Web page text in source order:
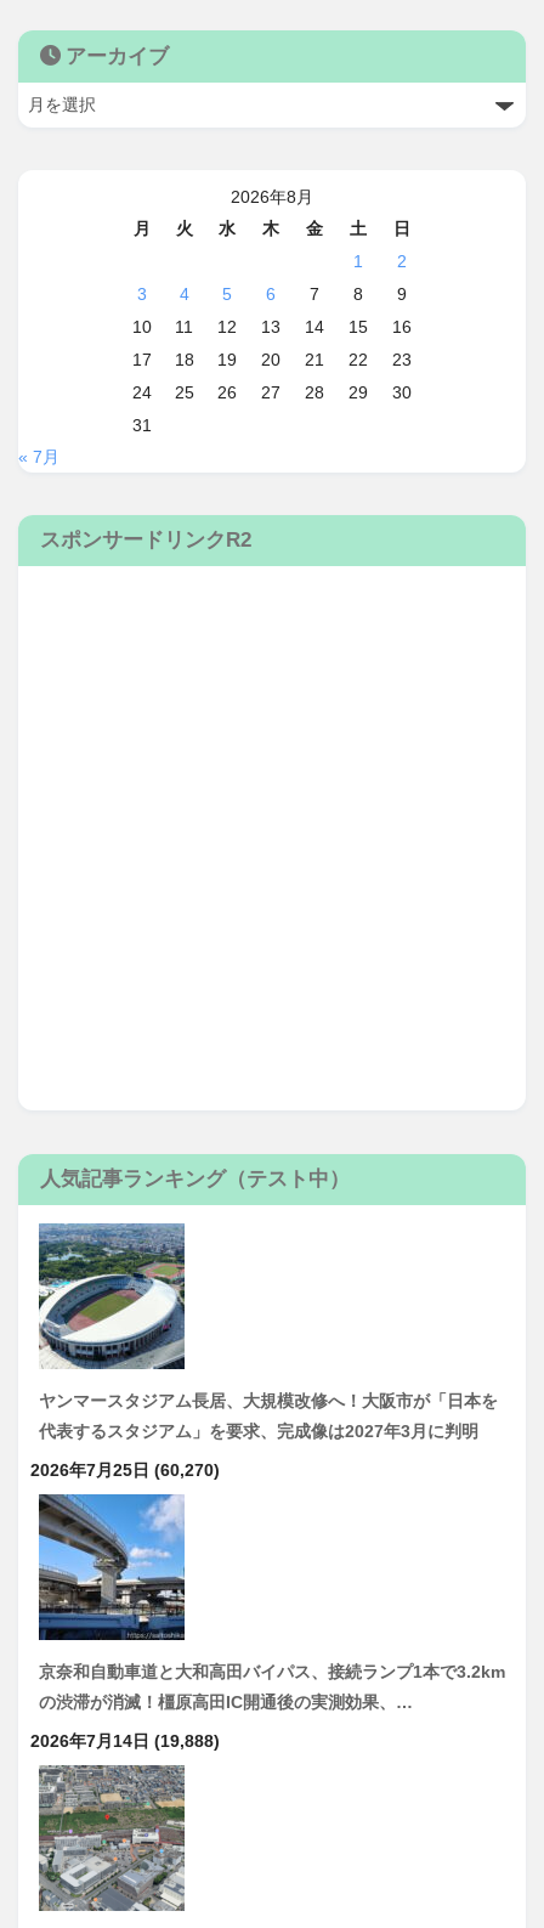
アーカイブ
2026年8月
月
火 水 木 金 土
日
1
2
3
4 5 6 7 8
9
10
11 12 13 14 15
16
17
18 19 20 21 22
23
24
25 26 27 28 29
30
31
« 7月
スポンサードリンクR2
人気記事ランキング（テスト中）
ヤンマースタジアム長居、大規模改修へ！大阪市が「日本を
代表するスタジアム」を要求、完成像は2027年3月に判明
2026年7月25日 (60,270)
京奈和自動車道と大和高田バイパス、接続ランプ1本で3.2km
の渋滞が消滅！橿原高田IC開通後の実測効果、…
2026年7月14日 (19,888)